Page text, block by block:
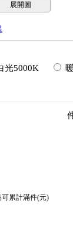
展開圖
光5000K
可累計滿件(元)